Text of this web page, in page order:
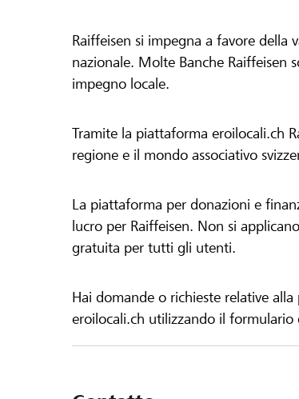
Raiffeisen si impegna a favore della
nazionale. Molte Banche Raiffeisen
impegno locale.
Tramite la piattaforma eroilocali.ch
regione e il mondo associativo
La piattaforma per donazioni e
lucro per Raiffeisen. Non si
gratuita per tutti gli utenti.
Hai domande o richieste relative
eroilocali.ch utilizzando il